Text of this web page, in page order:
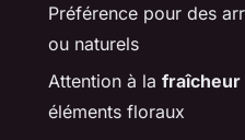
Préférence pour des
ou naturels
Attention à la fraîcheur
éléments floraux